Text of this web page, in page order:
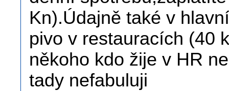
Kn).Údajně také v
pivo v restauracích (40
někoho kdo žije v HR
tady nefabuluji